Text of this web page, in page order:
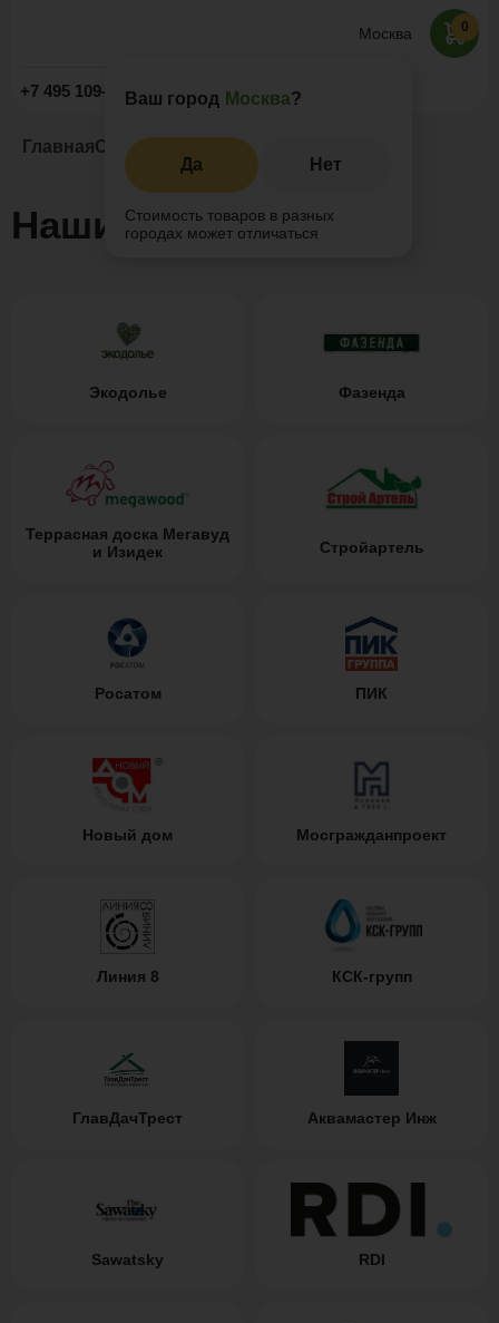
Москва
Ваш город Москва?
Да Нет
Стоимость товаров в разных
городах может отличаться
+7 495 109-52-09 Заказать звонок
0
ГлавнаяО компании Наши клиенты
Наши клиенты
Экодолье Фазенда
Террасная доска Мегавуд
и Изидек
Стройартель
Росатом ПИК
Новый дом Мосгражданпроект
Линия 8 КСК-групп
ГлавДачТрест Аквамастер Инж
Sawatsky RDI